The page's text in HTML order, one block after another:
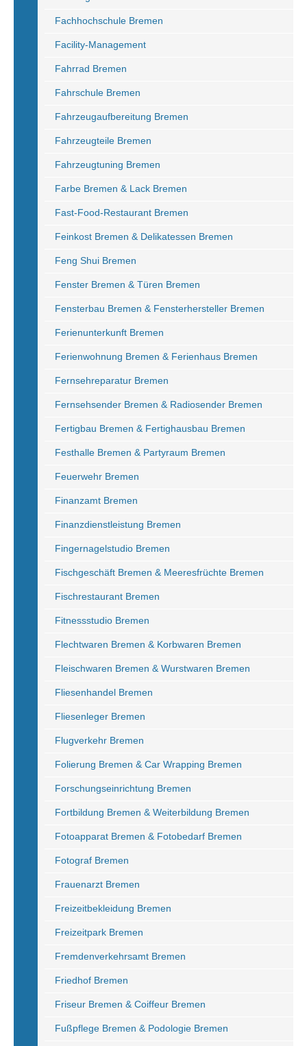
Fachhochschule Bremen
Facility-Management
Fahrrad Bremen
Fahrschule Bremen
Fahrzeugaufbereitung Bremen
Fahrzeugteile Bremen
Fahrzeugtuning Bremen
Farbe Bremen & Lack Bremen
Fast-Food-Restaurant Bremen
Feinkost Bremen & Delikatessen Bremen
Feng Shui Bremen
Fenster Bremen & Türen Bremen
Fensterbau Bremen & Fensterhersteller Bremen
Ferienunterkunft Bremen
Ferienwohnung Bremen & Ferienhaus Bremen
Fernsehreparatur Bremen
Fernsehsender Bremen & Radiosender Bremen
Fertigbau Bremen & Fertighausbau Bremen
Festhalle Bremen & Partyraum Bremen
Feuerwehr Bremen
Finanzamt Bremen
Finanzdienstleistung Bremen
Fingernagelstudio Bremen
Fischgeschäft Bremen & Meeresfrüchte Bremen
Fischrestaurant Bremen
Fitnessstudio Bremen
Flechtwaren Bremen & Korbwaren Bremen
Fleischwaren Bremen & Wurstwaren Bremen
Fliesenhandel Bremen
Fliesenleger Bremen
Flugverkehr Bremen
Folierung Bremen & Car Wrapping Bremen
Forschungseinrichtung Bremen
Fortbildung Bremen & Weiterbildung Bremen
Fotoapparat Bremen & Fotobedarf Bremen
Fotograf Bremen
Frauenarzt Bremen
Freizeitbekleidung Bremen
Freizeitpark Bremen
Fremdenverkehrsamt Bremen
Friedhof Bremen
Friseur Bremen & Coiffeur Bremen
Fußpflege Bremen & Podologie Bremen